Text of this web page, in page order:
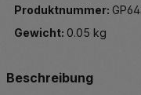
Produktnummer:
Gewicht: 0.05 kg
Beschreibung